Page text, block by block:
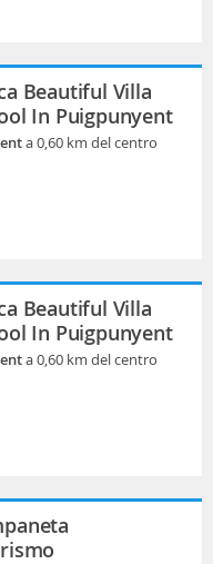
Beautiful Villa
In Puigpunyent
a 0,60 km del centro
Beautiful Villa
In Puigpunyent
a 0,60 km del centro